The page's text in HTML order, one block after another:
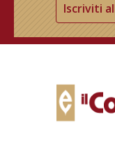
Iscriviti